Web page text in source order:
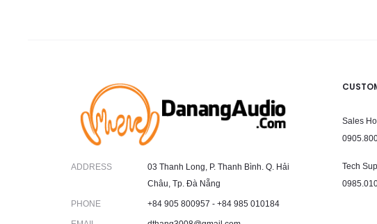
ADDRESS
03 Thanh Long, P. Thanh Bình. Q. Hải
Châu, Tp. Đà Nẵng
PHONE +84 905 800957 - +84 985 010184
Sales
Tech